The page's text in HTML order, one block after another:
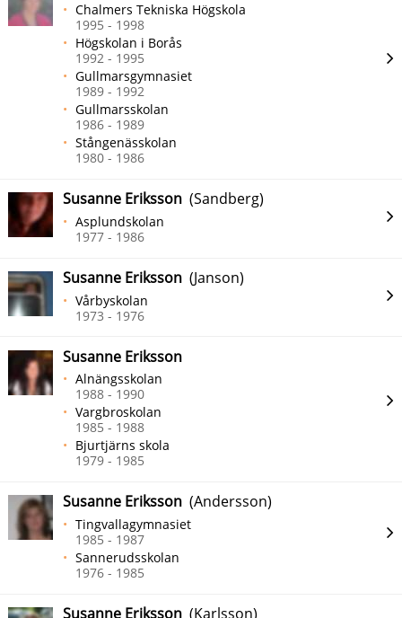
Chalmers Tekniska Högskola
1995 - 1998
Högskolan i Borås
1992 - 1995
Gullmarsgymnasiet
1989 - 1992
Gullmarsskolan
1986 - 1989
Stångenässkolan
1980 - 1986
Susanne Eriksson (Sandberg)
Asplundskolan
1977 - 1986
Susanne Eriksson (Janson)
Vårbyskolan
1973 - 1976
Susanne Eriksson
Alnängsskolan
1988 - 1990
Vargbroskolan
1985 - 1988
Bjurtjärns skola
1979 - 1985
Susanne Eriksson (Andersson)
Tingvallagymnasiet
1985 - 1987
Sannerudsskolan
1976 - 1985
Susanne Eriksson (Karlsson)